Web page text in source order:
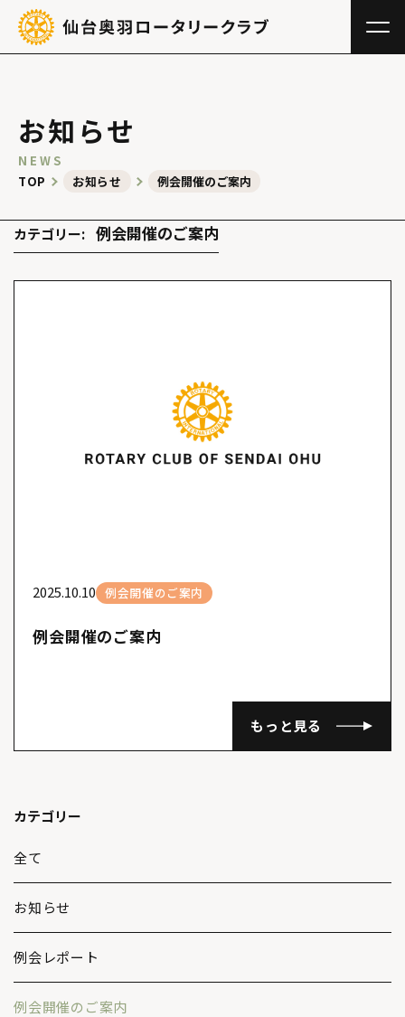
お知らせ
NEWS
TOP
お知らせ 例会開催のご案内
カテゴリー: 例会開催のご案内
2025.10.10 例会開催のご案内
例会開催のご案内
もっと見る
カテゴリー
全て
お知らせ
例会レポート
例会開催のご案内